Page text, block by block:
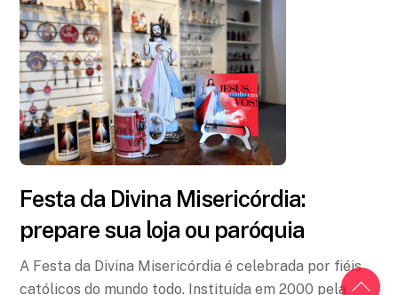
Festa da Divina Misericórdia:
prepare sua loja ou paróquia
A Festa da Divina Misericórdia é celebrada por fiéis
católicos do mundo todo. Instituída em 2000 pela
To
Top